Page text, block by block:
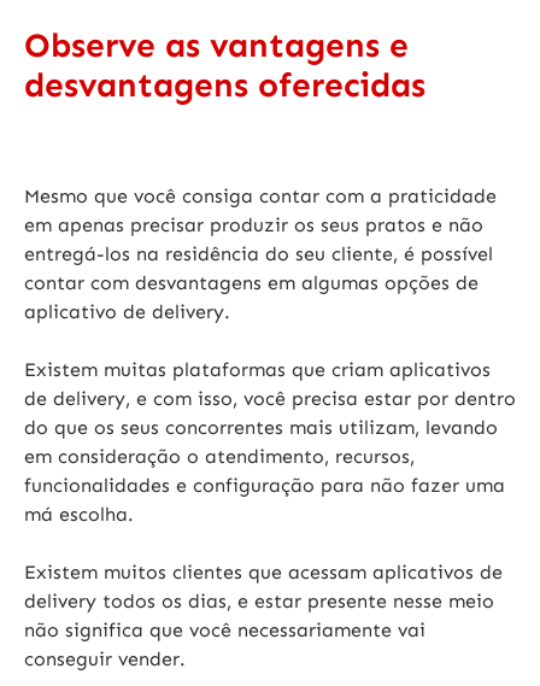
Observe as vantagens e
desvantagens oferecidas
Mesmo que você consiga contar com a praticidade
em apenas precisar produzir os seus pratos e não
entregá-los na residência do seu cliente, é possível
contar com desvantagens em algumas opções de
aplicativo de delivery.
Existem muitas plataformas que criam aplicativos
de delivery, e com isso, você precisa estar por dentro
do que os seus concorrentes mais utilizam, levando
em consideração o atendimento, recursos,
funcionalidades e configuração para não fazer uma
má escolha.
Existem muitos clientes que acessam aplicativos de
delivery todos os dias, e estar presente nesse meio
não significa que você necessariamente vai
conseguir vender.